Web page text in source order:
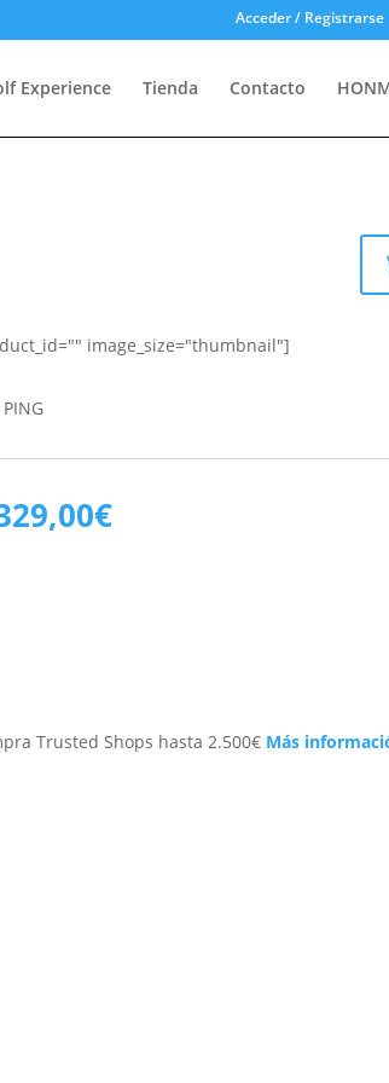
Acceder / Registrarse
Experience Tienda Contacto
image_size="thumbnail"]
€El
precio
Trusted Shops hasta 2.500€ Más